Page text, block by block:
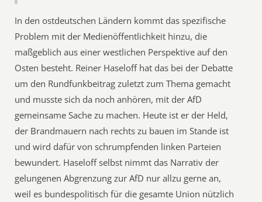
In den ostdeutschen Ländern kommt das spezifische
Problem mit der Medienöffentlichkeit hinzu, die
maßgeblich aus einer westlichen Perspektive auf den
Osten besteht. Reiner Haseloff hat das bei der Debatte
um den Rundfunkbeitrag zuletzt zum Thema gemacht
und musste sich da noch anhören, mit der AfD
gemeinsame Sache zu machen. Heute ist er der Held,
der Brandmauern nach rechts zu bauen im Stande ist
und wird dafür von schrumpfenden linken Parteien
bewundert. Haseloff selbst nimmt das Narrativ der
gelungenen Abgrenzung zur AfD nur allzu gerne an,
weil es bundespolitisch für die gesamte Union nützlich